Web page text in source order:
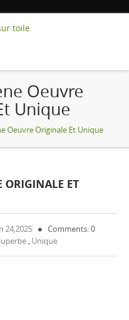
toile
Oeuvre
Unique
Oeuvre Originale Et Unique
ORIGINALE ET
24,2025
Comments: 0
, Unique